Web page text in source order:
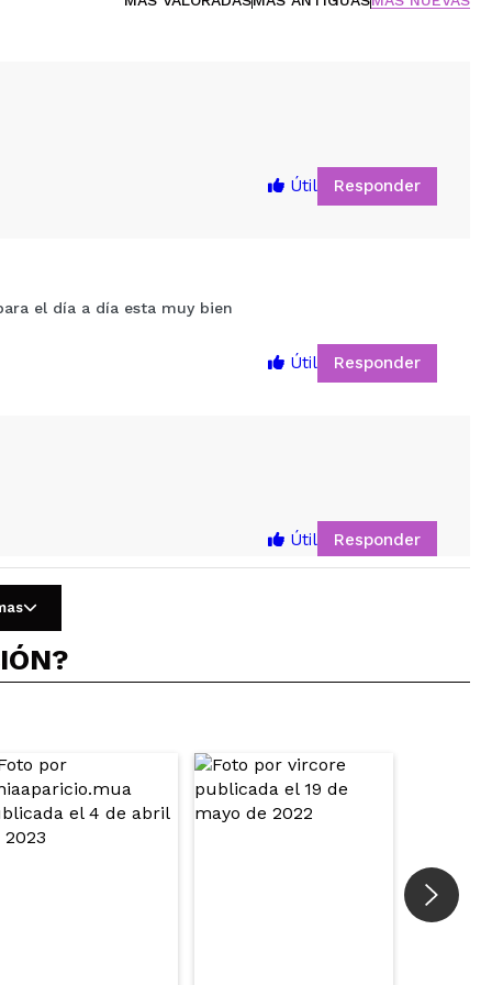
Útil Responder
el día a día esta muy bien
Útil Responder
Útil Responder